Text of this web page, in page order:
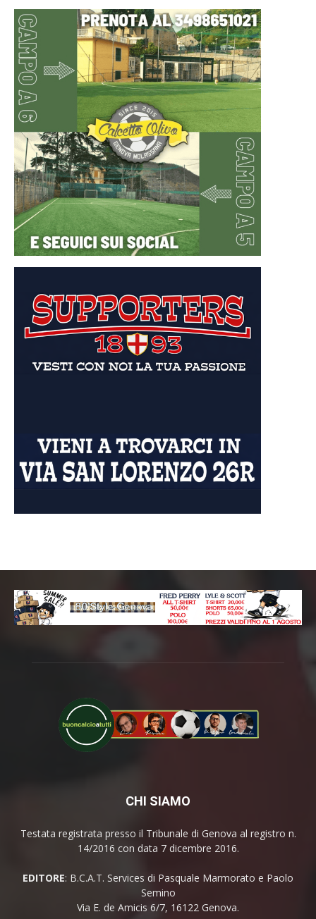
CHI SIAMO
Testata registrata presso il Tribunale di Genova al registro n.
14/2016 con data 7 dicembre 2016.
EDITORE: B.C.A.T. Services di Pasquale Marmorato e Paolo
Semino
Via E. de Amicis 6/7, 16122 Genova.